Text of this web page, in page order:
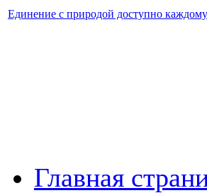
Единение с природой доступно каждому
Главная